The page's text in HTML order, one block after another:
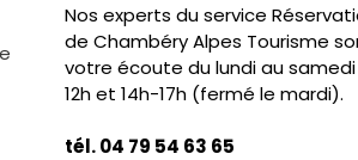
Nos experts du service
de Chambéry Alpes Tourisme
votre écoute du lundi au
12h et 14h-17h (fermé le mardi).
tél. 04 79 54 63 65